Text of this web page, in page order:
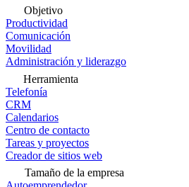
Objetivo
Productividad
Comunicación
Movilidad
Administración y liderazgo
Herramienta
Telefonía
CRM
Calendarios
Centro de contacto
Tareas y proyectos
Creador de sitios web
Tamaño de la empresa